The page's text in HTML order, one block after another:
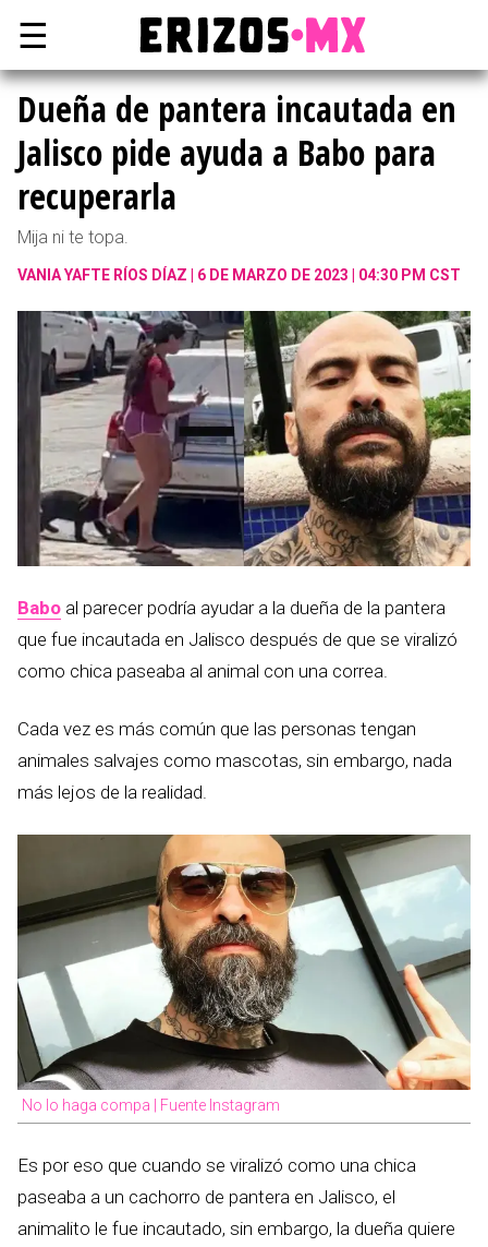
☰
Dueña de pantera incautada en
Jalisco pide ayuda a Babo para
recuperarla
Mija ni te topa.
VANIA YAFTE RÍOS DÍAZ 6 DE MARZO DE 2023 | 04:30 PM CST
Babo al parecer podría ayudar a la dueña de la pantera
que fue incautada en Jalisco después de que se viralizó
como chica paseaba al animal con una correa.
Cada vez es más común que las personas tengan
animales salvajes como mascotas, sin embargo, nada
más lejos de la realidad.
No lo haga compa | Fuente Instagram
Es por eso que cuando se viralizó como una chica
paseaba a un cachorro de pantera en Jalisco, el
animalito le fue incautado, sin embargo, la dueña quiere